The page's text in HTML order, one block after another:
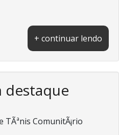
+ continuar lendo
destaque
TÃªnis ComunitÃ¡rio